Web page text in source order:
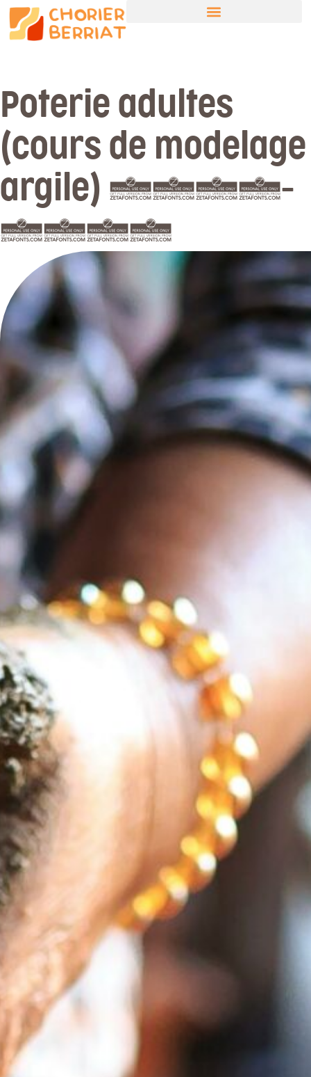
Poterie adultes
(cours de modelage
argile) 2026-
2027